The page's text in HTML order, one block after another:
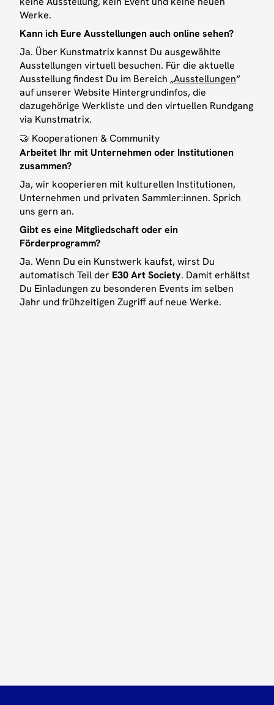
Werke.
Kann ich Eure Ausstellungen auch online sehen?
Ja. Über Kunstmatrix kannst Du ausgewählte
Ausstellungen virtuell besuchen. Für die aktuelle
Ausstellung findest Du im Bereich „Ausstellungen“
auf unserer Website Hintergrundinfos, die
dazugehörige Werkliste und den virtuellen Rundgang
via Kunstmatrix.
🤝 Kooperationen & Community
Arbeitet Ihr mit Unternehmen oder Institutionen
zusammen?
Ja, wir kooperieren mit kulturellen Institutionen,
Unternehmen und privaten Sammler:innen. Sprich
uns gern an.
Gibt es eine Mitgliedschaft oder ein
Förderprogramm?
Ja. Wenn Du ein Kunstwerk kaufst, wirst Du
automatisch Teil der E30 Art Society. Damit erhältst
Du Einladungen zu besonderen Events im selben
Jahr und frühzeitigen Zugriff auf neue Werke.